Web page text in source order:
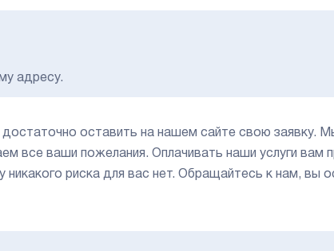
адресу.
оставить на нашем сайте свою заявку.
все ваши пожелания. Оплачивать наши услуги вам
никакого риска для вас нет. Обращайтесь к нам, вы